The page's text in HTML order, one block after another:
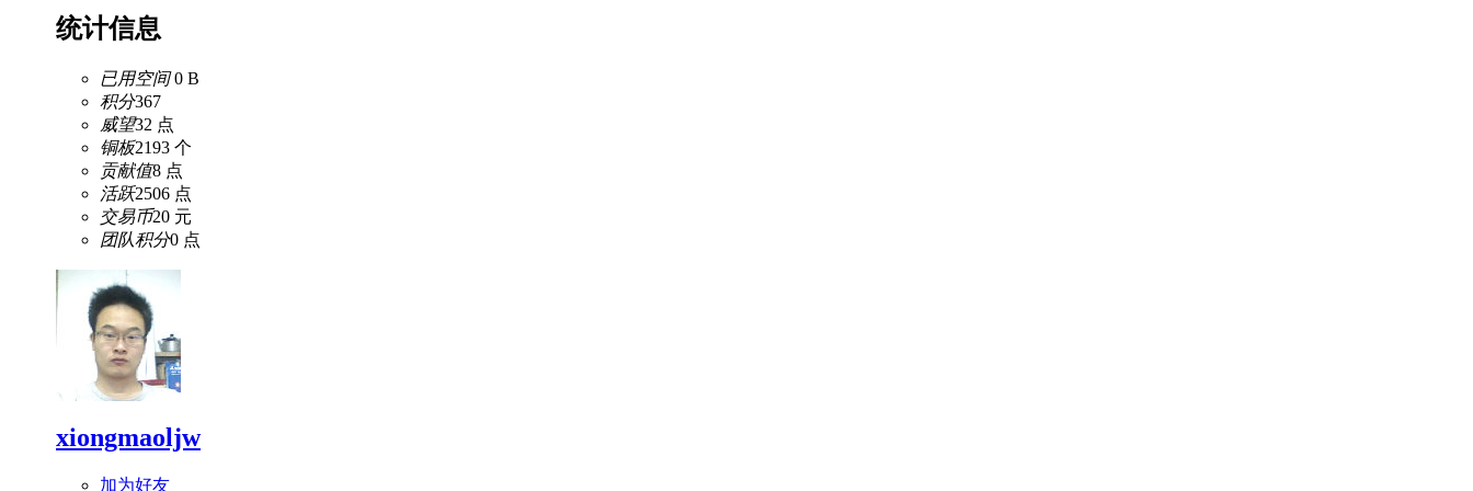
统计信息
已用空间0 B
积分367
威望32 点
铜板2193 个
贡献值8 点
活跃2506 点
交易币20 元
团队积分0 点
xiongmaoljw
加为好友